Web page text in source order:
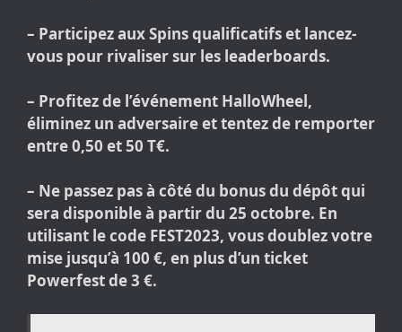
– Participez aux Spins qualificatifs et lancez-
vous pour rivaliser sur les leaderboards.
– Profitez de l’événement HalloWheel,
éliminez un adversaire et tentez de remporter
entre 0,50 et 50 T€.
– Ne passez pas à côté du bonus du dépôt qui
sera disponible à partir du 25 octobre. En
utilisant le code FEST2023, vous doublez votre
mise jusqu’à 100 €, en plus d’un ticket
Powerfest de 3 €.